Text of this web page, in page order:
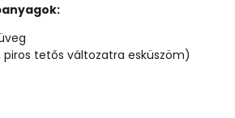
piros tetős változatra esküszöm)